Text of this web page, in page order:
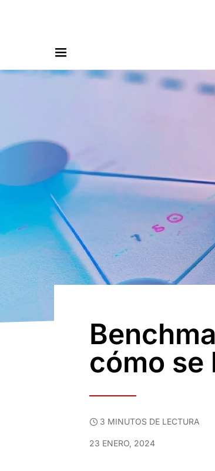
cómo se
3 MINUTOS DE LECTURA
23 ENERO, 2024